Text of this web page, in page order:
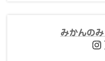
みかんの